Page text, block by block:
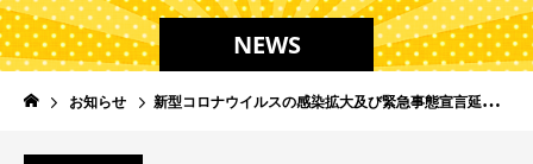
NEWS
お知らせ 新型コロナウイルスの感染拡大及び緊急事態宣言延長に伴う対応について